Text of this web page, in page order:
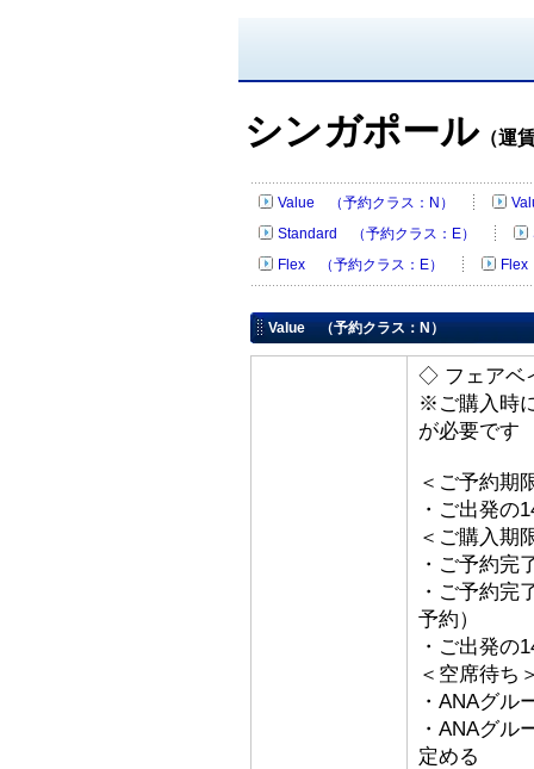
シンガポール（運
Value （予約クラス：N）
Standard （予約クラス：E）
Flex （予約クラス：E）
Value （予約クラス：N）
◇ フェアベ
※ご購入時
が必要です
＜ご予約期
・ご出発の
＜ご購入期
・ご予約完
・ご予約完
予約）
・ご出発の
＜空席待ち
・ANAグル
・ANAグル
定める